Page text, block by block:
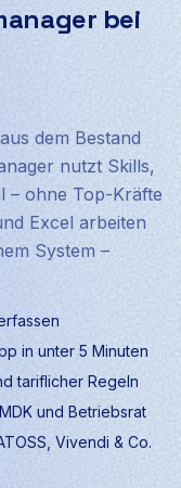
bei
dem Bestand
nutzt Skills,
– ohne Top-Kräfte
Excel arbeiten
System –
in unter 5 Minuten
tariflicher Regeln
und Betriebsrat
Vivendi & Co.